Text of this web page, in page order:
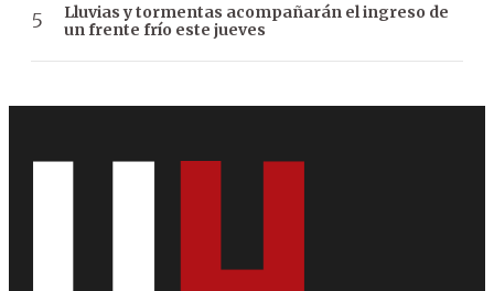
Lluvias y tormentas acompañarán el ingreso de
un frente frío este jueves